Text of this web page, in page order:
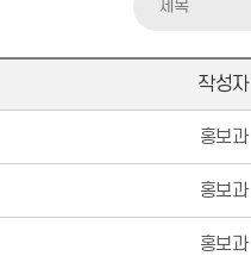
제목
작성자
홍보과
홍보과
홍보과